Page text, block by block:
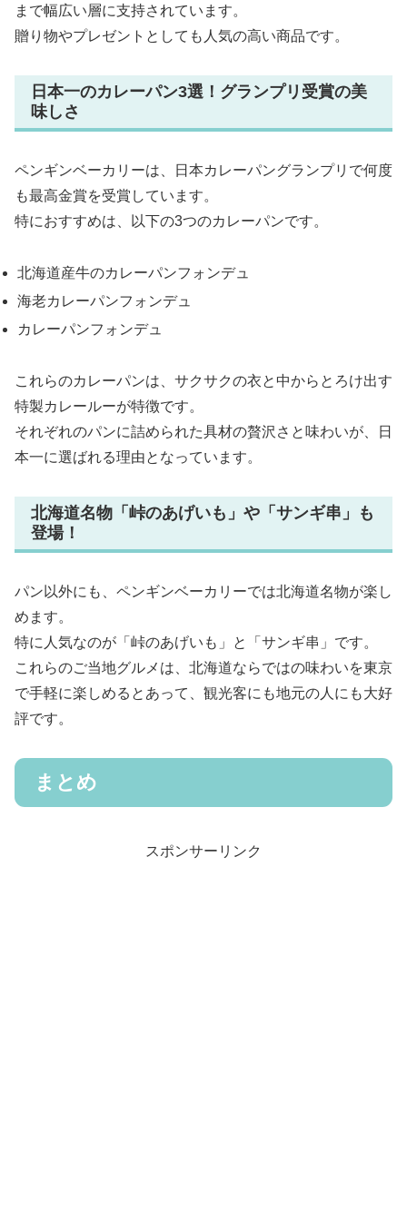
まで幅広い層に支持されています。
贈り物やプレゼントとしても人気の高い商品です。
日本一のカレーパン3選！グランプリ受賞の美
味しさ
ペンギンベーカリーは、日本カレーパングランプリで何度
も最高金賞を受賞しています。
特におすすめは、以下の3つのカレーパンです。
北海道産牛のカレーパンフォンデュ
海老カレーパンフォンデュ
カレーパンフォンデュ
これらのカレーパンは、サクサクの衣と中からとろけ出す
特製カレールーが特徴です。
それぞれのパンに詰められた具材の贅沢さと味わいが、日
本一に選ばれる理由となっています。
北海道名物「峠のあげいも」や「サンギ串」も
登場！
パン以外にも、ペンギンベーカリーでは北海道名物が楽し
めます。
特に人気なのが「峠のあげいも」と「サンギ串」です。
これらのご当地グルメは、北海道ならではの味わいを東京
で手軽に楽しめるとあって、観光客にも地元の人にも大好
評です。
まとめ
スポンサーリンク